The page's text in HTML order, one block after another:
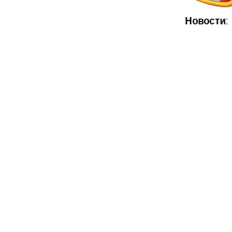
Новости: